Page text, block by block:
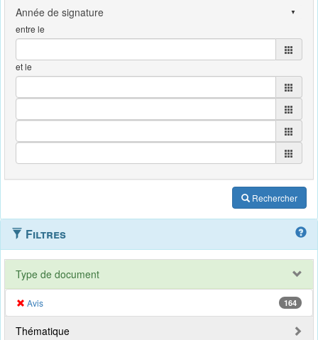
entre le
et le
Rechercher
Filtres
Type de document
Avis 164
Thématique